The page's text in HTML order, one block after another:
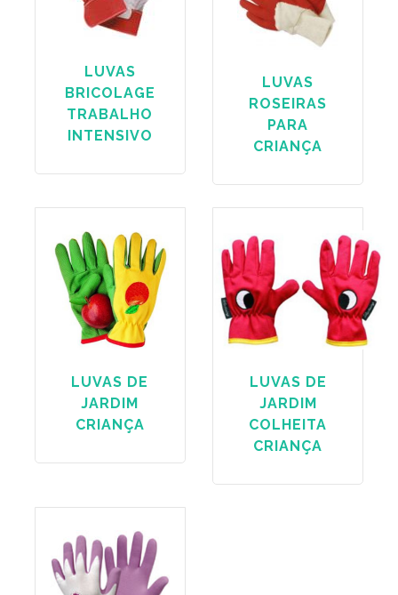
LUVAS
BRICOLAGE
TRABALHO
INTENSIVO
LUVAS
ROSEIRAS
PARA
CRIANÇA
LUVAS DE
JARDIM
CRIANÇA
LUVAS DE
JARDIM
COLHEITA
CRIANÇA